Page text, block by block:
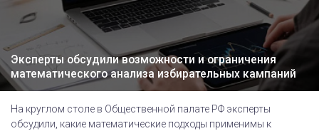
Эксперты обсудили возможности и ограничения
математического анализа избирательных кампаний
На круглом столе в Общественной палате РФ эксперты
обсудили, какие математические подходы применимы к